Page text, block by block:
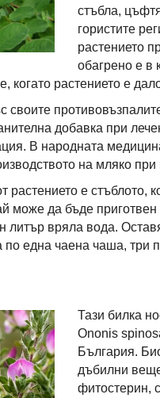
стъбла,
гористите
растението
обагрено е в
когато растението е
своите
добавка при
В народната
на мляко при
растението е стъблото,
може да бъде
литър вряла вода.
по една чаена чаша, три
Тази билка
Оnonis
България.
дъбилни
фитостерин,